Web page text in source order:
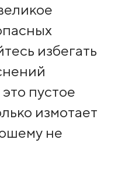
избегать
пустое
измотает
не